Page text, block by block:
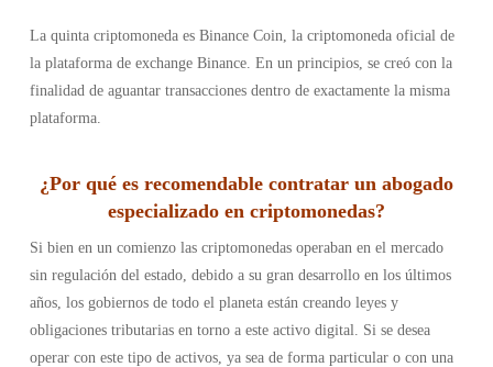
La quinta criptomoneda es Binance Coin, la criptomoneda oficial de
la plataforma de exchange Binance. En un principios, se creó con la
finalidad de aguantar transacciones dentro de exactamente la misma
plataforma.
¿Por qué es recomendable contratar un abogado
especializado en criptomonedas?
Si bien en un comienzo las criptomonedas operaban en el mercado
sin regulación del estado, debido a su gran desarrollo en los últimos
años, los gobiernos de todo el planeta están creando leyes y
obligaciones tributarias en torno a este activo digital. Si se desea
operar con este tipo de activos, ya sea de forma particular o con una